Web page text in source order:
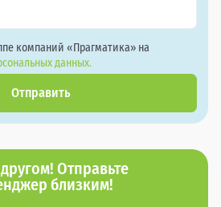
компаний «Прагматика» на
данных.
Отправить
Отправьте
близким!